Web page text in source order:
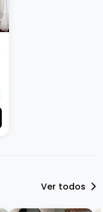
Ver todos